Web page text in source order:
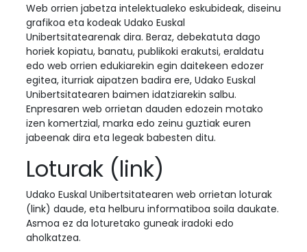
Web orrien jabetza intelektualeko eskubideak, diseinu
grafikoa eta kodeak Udako Euskal
Unibertsitatearenak dira. Beraz, debekatuta dago
horiek kopiatu, banatu, publikoki erakutsi, eraldatu
edo web orrien edukiarekin egin daitekeen edozer
egitea, iturriak aipatzen badira ere, Udako Euskal
Unibertsitatearen baimen idatziarekin salbu.
Enpresaren web orrietan dauden edozein motako
izen komertzial, marka edo zeinu guztiak euren
jabeenak dira eta legeak babesten ditu.
Loturak (link)
Udako Euskal Unibertsitatearen web orrietan loturak
(link) daude, eta helburu informatiboa soila daukate.
Asmoa ez da loturetako guneak iradoki edo
aholkatzea.